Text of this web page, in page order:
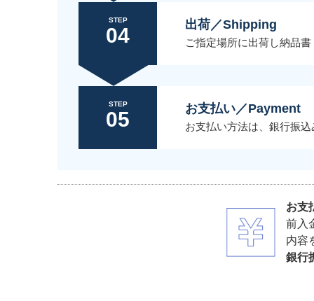
STEP
04 出荷／Shipping
ご指定場所に出荷し納品
STEP
05 お支払い／Payment
お支払い方法は、銀行振
お支
前入
内容
銀行